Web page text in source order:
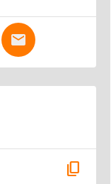
content_copy